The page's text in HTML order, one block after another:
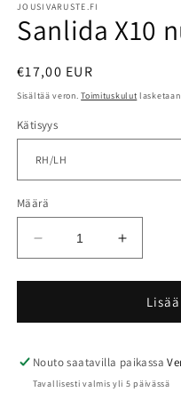
1
modaalisessa
ikkunassa
JOUSIVARUSTE.FI
Sanlida X10
Normaalihinta
€17,00 EUR
Sisältää veron.Toimituskulut
Kätisyys
Määrä
Vähennä
tuotteen
Sanlida
nuolihylly
Lisää
tuotteen
Sanlida
X10
Nouto saatavilla paikassa
Tavallisesti valmis yli 5 päivässä